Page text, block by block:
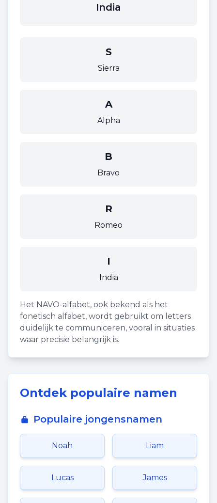
India
S
Sierra
A
Alpha
B
Bravo
R
Romeo
I
India
Het NAVO-alfabet, ook bekend als het
fonetisch alfabet, wordt gebruikt om letters
duidelijk te communiceren, vooral in situaties
waar precisie belangrijk is.
Ontdek populaire namen
Populaire jongensnamen
Noah Liam
Lucas James